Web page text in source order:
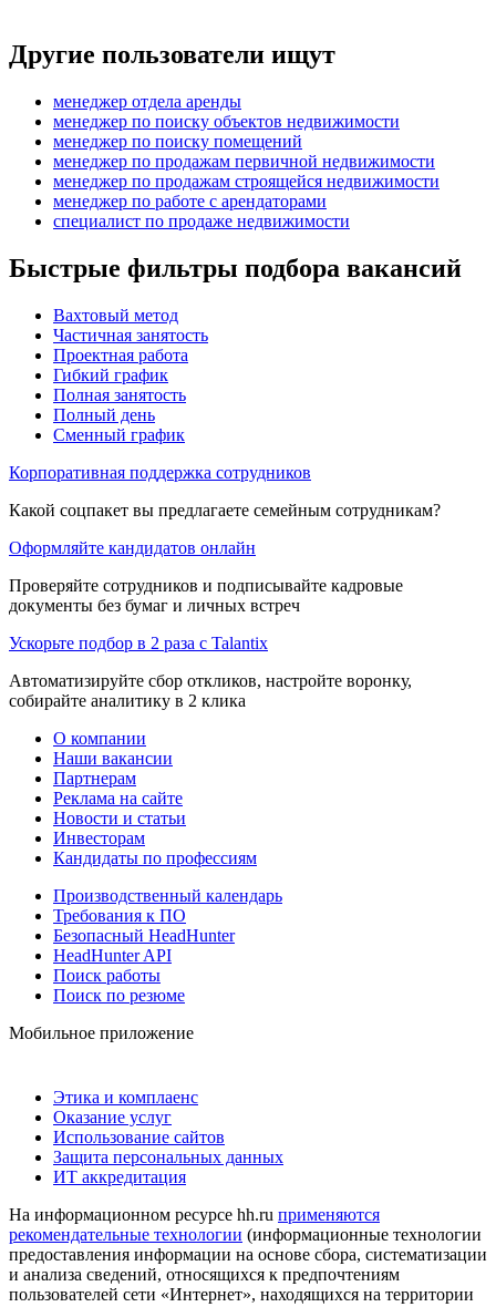
Другие пользователи ищут
менеджер отдела аренды
менеджер по поиску объектов недвижимости
менеджер по поиску помещений
менеджер по продажам первичной недвижимости
менеджер по продажам строящейся недвижимости
менеджер по работе с арендаторами
специалист по продаже недвижимости
Быстрые фильтры подбора вакансий
Вахтовый метод
Частичная занятость
Проектная работа
Гибкий график
Полная занятость
Полный день
Сменный график
Корпоративная поддержка сотрудников
Какой соцпакет вы предлагаете семейным сотрудникам?
Оформляйте кандидатов онлайн
Проверяйте сотрудников и подписывайте кадровые
документы без бумаг и личных встреч
Ускорьте подбор в 2 раза с Talantix
Автоматизируйте сбор откликов, настройте воронку,
собирайте аналитику в 2 клика
О компании
Наши вакансии
Партнерам
Реклама на сайте
Новости и статьи
Инвесторам
Кандидаты по профессиям
Производственный календарь
Требования к ПО
Безопасный HeadHunter
HeadHunter API
Поиск работы
Поиск по резюме
Мобильное приложение
Этика и комплаенс
Оказание услуг
Использование сайтов
Защита персональных данных
ИТ аккредитация
На информационном ресурсе hh.ru применяются
рекомендательные технологии (информационные технологии
предоставления информации на основе сбора, систематизации
и анализа сведений, относящихся к предпочтениям
пользователей сети «Интернет», находящихся на территории